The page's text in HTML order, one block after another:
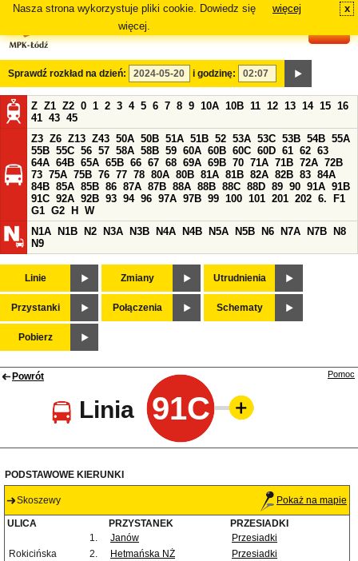
Nasza strona wykorzystuje pliki cookie. Dowiedz się
więcej.
więcej x
Sprawdź rozkład na dzień: i godzinę:
Z Z1 Z2 0 1 2 3 4 5 6 7 8 9 10A 10B 11 12 13 14 15 16
41 43 45
Z3 Z6 Z13 Z43 50A 50B 51A 51B 52 53A 53C 53B 54B 55A
55B 55C 56 57 58A 58B 59 60A 60B 60C 60D 61 62 63
64A 64B 65A 65B 66 67 68 69A 69B 70 71A 71B 72A 72B
73 75A 75B 76 77 78 80A 80B 81A 81B 82A 82B 83 84A
84B 85A 85B 86 87A 87B 88A 88B 88C 88D 89 90 91A 91B
91C 92A 92B 93 94 96 97A 97B 99 100 101 201 202 6.
F1
G1 G2 H
W
N1A
N1B N2 N3A N3B N4A N4B N5A N5B N6 N7A N7B
N8
N9
Linie Zmiany Utrudnienia
Przystanki Połączenia Schematy
Pobierz
Powrót
Linia 91C
Pomoc
PODSTAWOWE KIERUNKI
Skoszewy Pokaż na mapie
ULICA PRZYSTANEK
PRZESIADKI
1.
Janów
Przesiadki
Rokicińska
2. Hetmańska NŻ
Przesiadki